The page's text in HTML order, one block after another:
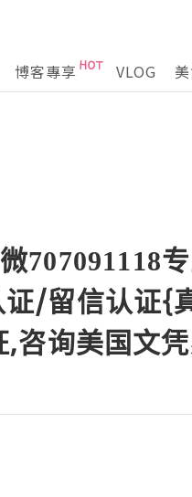
博客專享 VLOG
707091118
/留信认证{
咨询美国文